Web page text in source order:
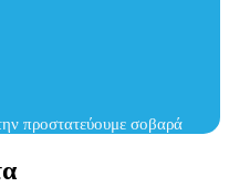
προστατεύουμε σοβαρά